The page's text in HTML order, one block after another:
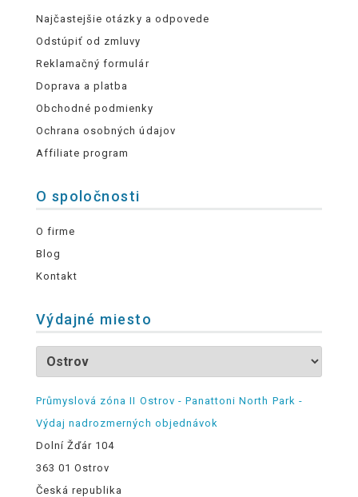
Najčastejšie otázky a odpovede
Odstúpiť od zmluvy
Reklamačný formulár
Doprava a platba
Obchodné podmienky
Ochrana osobných údajov
Affiliate program
O spoločnosti
O firme
Blog
Kontakt
Výdajné miesto
Průmyslová zóna II Ostrov - Panattoni North Park -
Výdaj nadrozmerných objednávok
Dolní Žďár 104
363 01 Ostrov
Česká republika